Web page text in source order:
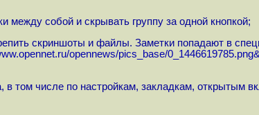
между собой и скрывать группу за одной кнопкой;
скриншоты и файлы. Заметки попадают в
opennews/pics_base/
том числе по настройкам, закладкам, открытым